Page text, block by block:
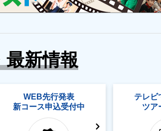
最新情報
WEB先行発表
新コース申込受付中
テレビ
ツア